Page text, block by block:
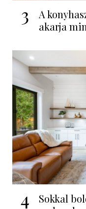
3
A
akarja
4
Sokkal